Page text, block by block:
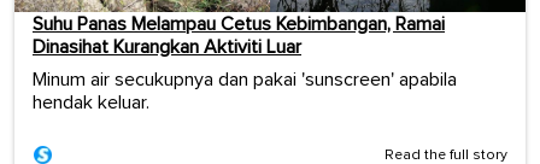
Suhu Panas Melampau Cetus Kebimbangan, Ramai
Dinasihat Kurangkan Aktiviti Luar
Minum air secukupnya dan pakai 'sunscreen' apabila
hendak keluar.
Read the full story